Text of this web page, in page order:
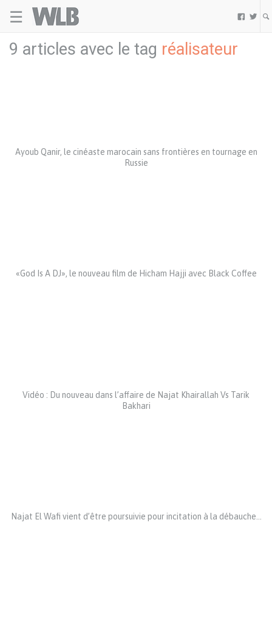
☰  
9 articles avec le tag réalisateur
Ayoub Qanir, le cinéaste marocain sans frontières en tournage en
Russie
«God Is A DJ», le nouveau film de Hicham Hajji avec Black Coffee
Vidéo : Du nouveau dans l’affaire de Najat Khairallah Vs Tarik
Bakhari
Najat El Wafi vient d’être poursuivie pour incitation à la débauche…